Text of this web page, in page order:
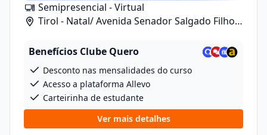
Semipresencial - Virtual
Tirol - Natal/ Avenida Senador Salgado Filho,
Benefícios Clube Quero
Desconto nas mensalidades do curso
Acesso a plataforma Allevo
Carteirinha de estudante
Ver mais detalhes